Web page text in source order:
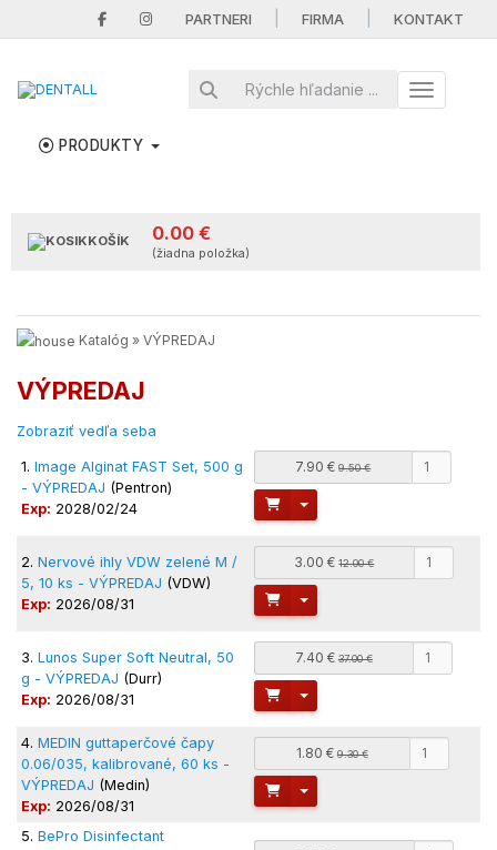
PARTNERI FIRMA KONTAKT
Toggle
PRODUKTY
KOŠÍK 0.00 €
(žiadna položka)
Katalóg » VÝPREDAJ
VÝPREDAJ
Zobraziť vedľa seba
1. Image Alginat FAST Set, 500 g
- VÝPREDAJ (Pentron)
Exp: 2028/02/24
7.90 €9.50 €
Toggle Dropdown
2. Nervové ihly VDW zelené M /
5, 10 ks - VÝPREDAJ (VDW)
Exp: 2026/08/31
3.00 €12.00 €
Toggle Dropdown
3. Lunos Super Soft Neutral, 50
g - VÝPREDAJ (Durr)
Exp: 2026/08/31
7.40 €37.00 €
Toggle Dropdown
4. MEDIN guttaperčové čapy
0.06/035, kalibrované, 60 ks -
VÝPREDAJ (Medin)
Exp: 2026/08/31
1.80 €9.30 €
Toggle Dropdown
5. BePro Disinfectant